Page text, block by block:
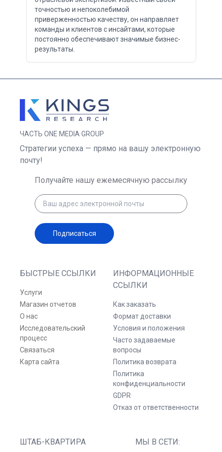
точностью и непоколебимой
приверженностью качеству, он направляет
команды и клиентов с инсайтами, которые
постоянно обеспечивают значимые бизнес-
результаты.
ЧАСТЬ ONE MEDIA GROUP
БЫСТРЫЕ ССЫЛКИ
Услуги
Магазин отчетов
О нас
Исследовательский
процесс
Связаться
Карта сайта
ИНФОРМАЦИОННЫЕ
ССЫЛКИ
Как заказать
Формат доставки
Условия и положения
Часто задаваемые
вопросы
Политика возврата
Политика
конфиденциальности
GDPR
Отказ от ответственности
ШТАБ-КВАРТИРА МЫ В СЕТИ:
Стратегии успеха — прямо на вашу электронную
почту!
Получайте нашу ежемесячную рассылку
Подписаться